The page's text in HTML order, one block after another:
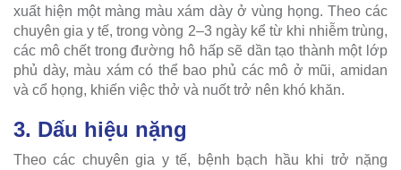
xuất hiện một màng màu xám dày ở vùng họng. Theo các
chuyên gia y tế, trong vòng 2–3 ngày kể từ khi nhiễm trùng,
các mô chết trong đường hô hấp sẽ dần tạo thành một lớp
phủ dày, màu xám có thể bao phủ các mô ở mũi, amidan
và cổ họng, khiến việc thở và nuốt trở nên khó khăn.
3. Dấu hiệu nặng
Theo các chuyên gia y tế, bệnh bạch hầu khi trở nặng